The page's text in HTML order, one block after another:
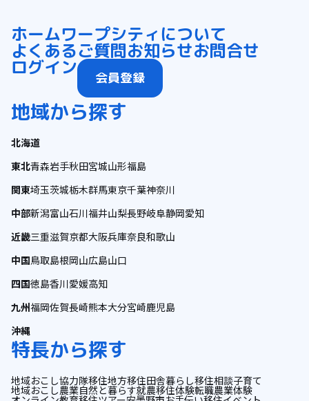
ホームワープシティについて
よくあるご質問お知らせお問合せ
ログイン 会員登録
地域から探す
北海道
東北青森岩手秋田宮城山形福島
関東埼玉茨城栃木群馬東京千葉神奈川
中部新潟富山石川福井山梨長野岐阜静岡愛知
近畿三重滋賀京都大阪兵庫奈良和歌山
中国鳥取島根岡山広島山口
四国徳島香川愛媛高知
九州福岡佐賀長崎熊本大分宮崎鹿児島
沖縄
特長から探す
地域おこし協力隊移住地方移住田舎暮らし移住相談子育て
地域おこし農業自然と暮らす就農移住体験転職農業体験